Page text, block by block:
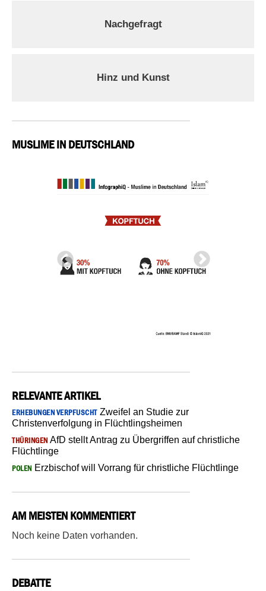
Nachgefragt
Hinz und Kunst
MUSLIME IN DEUTSCHLAND
RELEVANTE ARTIKEL
ERHEBUNGEN VERPFUSCHTZweifel an Studie zur
Christenverfolgung in Flüchtlingsheimen
THÜRINGEN AfD stellt Antrag zu Übergriffen auf christliche
Flüchtlinge
POLEN Erzbischof will Vorrang für christliche Flüchtlinge
AM MEISTEN KOMMENTIERT
Noch keine Daten vorhanden.
DEBATTE